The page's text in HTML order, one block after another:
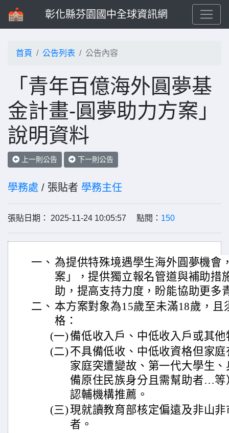
彰化縣芬園國中全球資訊網
首頁 公告列表 公告內容
「青年百億海外圓夢基
金計畫-圓夢助力方案」
說明資料
上一則公告 下一則公告
學務處 / 張貼者 學務主任
張貼日期： 2025-11-24 10:05:57 點閱： 150
一、 為提供特殊境遇學生海外圓夢機會
案」，提供獨立報名管道與補助措
助，提高支持力度，盼能協助更多
二、 本方案對象為15歲至未滿18歲，且
格：
(一)備低收入戶、中低收入戶或其
(二) 不具備低收、中低收資格但家
家庭突遭變故、第一代大學生
備原住民族身分且需幫助者…等
認輔機構推薦。
(三)現就讀教育部核定偏遠及非山
者。